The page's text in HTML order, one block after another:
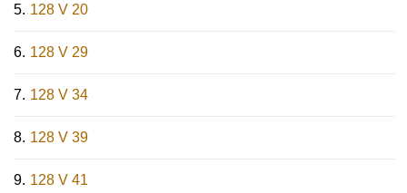
128 V 20
128 V 29
128 V 34
128 V 39
128 V 41